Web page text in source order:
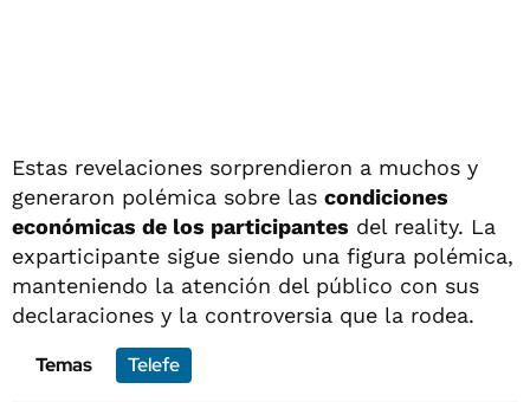
Estas revelaciones sorprendieron a muchos y
generaron polémica sobre las condiciones
económicas de los participantes del reality. La
exparticipante sigue siendo una figura polémica,
manteniendo la atención del público con sus
declaraciones y la controversia que la rodea.
Temas
Telefe